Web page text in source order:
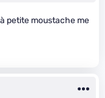
petite moustache me